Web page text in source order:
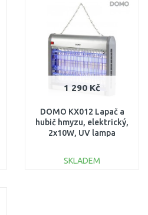
Porovnat
1 290 Kč
DOMO KX012 Lapač a
hubič hmyzu, elektrický,
2x10W, UV lampa
SKLADEM